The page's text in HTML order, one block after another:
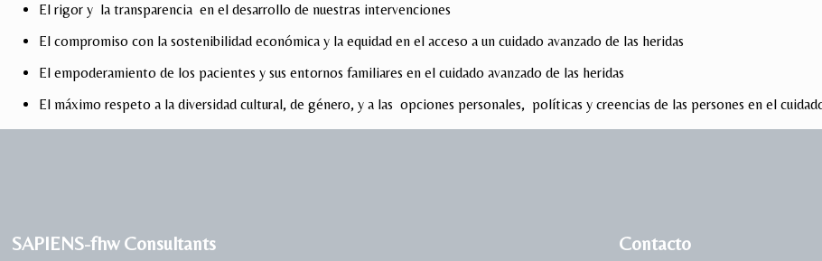
El rigor y la transparencia en el desarrollo de nuestras intervenciones
El compromiso con la sostenibilidad económica y la equidad en el acceso a un cuidado avanzado de las heridas
El empoderamiento de los pacientes y sus entornos familiares en el cuidado avanzado de las heridas
El máximo respeto a la diversidad cultural, de género, y a las opciones personales, políticas y creencias de las persones en el
SAPIENS-fhw Consultants Contacto